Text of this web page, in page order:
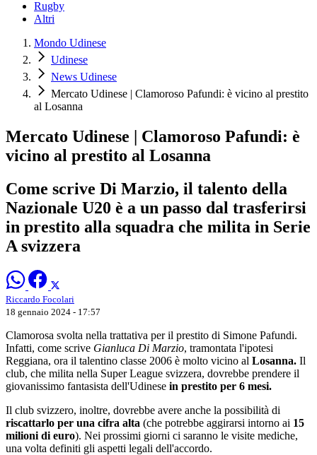
Rugby
Altri
Mondo Udinese
Udinese
News Udinese
Mercato Udinese | Clamoroso Pafundi: è vicino al prestito
al Losanna
Mercato Udinese | Clamoroso Pafundi: è
vicino al prestito al Losanna
Come scrive Di Marzio, il talento della
Nazionale U20 è a un passo dal trasferirsi
in prestito alla squadra che milita in Serie
A svizzera
Riccardo Focolari
18 gennaio 2024 - 17:57
Clamorosa svolta nella trattativa per il prestito di Simone Pafundi.
Infatti, come scrive Gianluca Di Marzio, tramontata l'ipotesi
Reggiana, ora il talentino classe 2006 è molto vicino al Losanna. Il
club, che milita nella Super League svizzera, dovrebbe prendere il
giovanissimo fantasista dell'Udinese in prestito per 6 mesi.
Il club svizzero, inoltre, dovrebbe avere anche la possibilità di
riscattarlo per una cifra alta (che potrebbe aggirarsi intorno ai 15
milioni di euro). Nei prossimi giorni ci saranno le visite mediche,
una volta definiti gli aspetti legali dell'accordo.